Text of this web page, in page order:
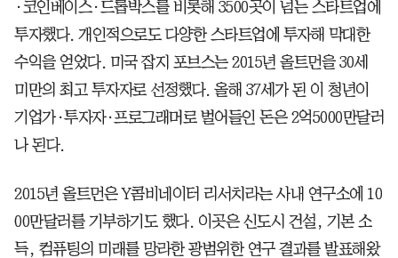
·코인베이스·드롭박스를 비롯해 3500곳이 넘는 스타트업에
투자했다. 개인적으로도 다양한 스타트업에 투자해 막대한
수익을 얻었다. 미국 잡지 포브스는 2015년 올트먼을 30세
미만의 최고 투자자로 선정했다. 올해 37세가 된 이 청년이
기업가·투자자·프로그래머로 벌어들인 돈은 2억5000만달러
나 된다.
2015년 올트먼은 Y콤비네이터 리서치라는 사내 연구소에 10
00만달러를 기부하기도 했다. 이곳은 신도시 건설, 기본 소
득, 컴퓨팅의 미래를 망라한 광범위한 연구 결과를 발표해왔